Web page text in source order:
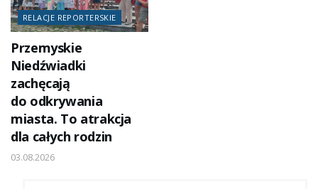
RELACJE REPORTERSKIE
Przemyskie
Niedźwiadki
zachęcają
do odkrywania
miasta. To atrakcja
dla całych rodzin
03.08.2026